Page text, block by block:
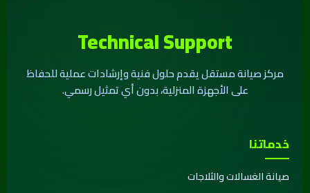
Technical Support
مركز صيانة مستقل يقدم حلول فنية وإرشادات عملية للحفاظ
على الأجهزة المنزلية، بدون أي تمثيل رسمي.
خدماتنا
صيانة الغسالات والثلاجات